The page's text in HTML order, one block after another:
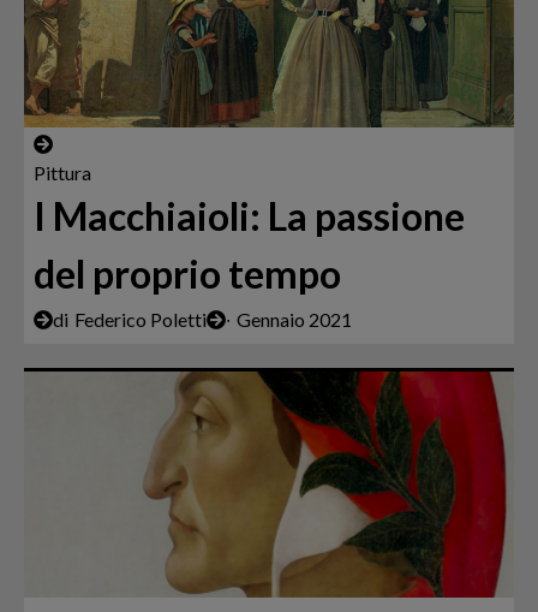
Pittura
I Macchiaioli: La passione
del proprio tempo
di Federico Poletti ∙ Gennaio 2021